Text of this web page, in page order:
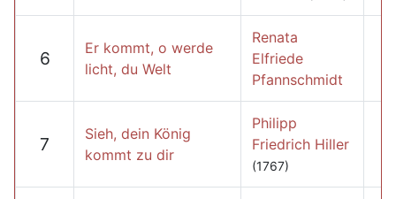
6
Er kommt, o werde
licht, du Welt
Renata
Elfriede
Pfannschmidt
7
Sieh, dein König
kommt zu dir
Philipp
Friedrich Hiller
(1767)